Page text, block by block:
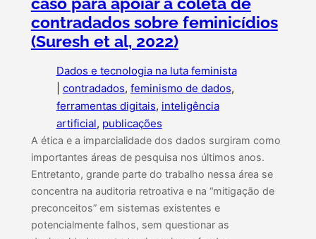
contradados sobre feminicídios
(Suresh et al, 2022)
Dados e tecnologia na luta feminista
contradados, feminismo de dados
ferramentas digitais, inteligência
artificial, publicações
A ética e a imparcialidade dos dados surgiram como
importantes áreas de pesquisa nos últimos anos.
Entretanto, grande parte do trabalho nessa área se
concentra na auditoria retroativa e na “mitigação de
preconceitos” em sistemas existentes e
potencialmente falhos, sem questionar as